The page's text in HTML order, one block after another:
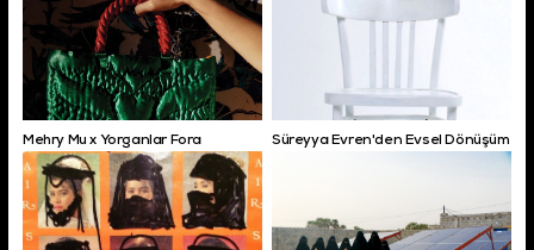
Mehry Mu x Yorganlar Fora Süreyya Evren'den Evsel Dönüşüm